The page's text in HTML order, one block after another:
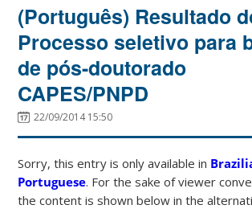
(Português) Resultado
Processo seletivo para
de pós-doutorado
CAPES/PNPD
22/09/2014 15:50
Sorry, this entry is only available in
Portuguese. For the sake of viewer
the content is shown below in the